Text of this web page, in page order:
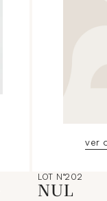
ver
LOT N°202
NUL